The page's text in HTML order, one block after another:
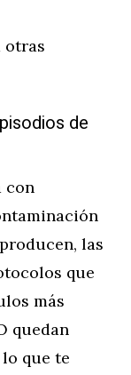
otras
de
con
las
que
más
quedan
que te